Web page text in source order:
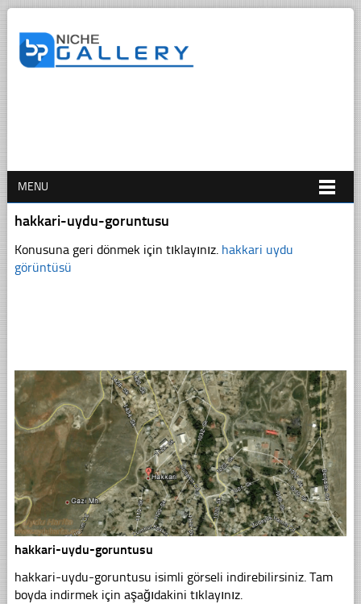
MENU
hakkari-uydu-goruntusu
Konusuna geri dönmek için tıklayınız. hakkari uydu
görüntüsü
hakkari-uydu-goruntusu
hakkari-uydu-goruntusu isimli görseli indirebilirsiniz. Tam
boyda indirmek için aşağıdakini tıklayınız.